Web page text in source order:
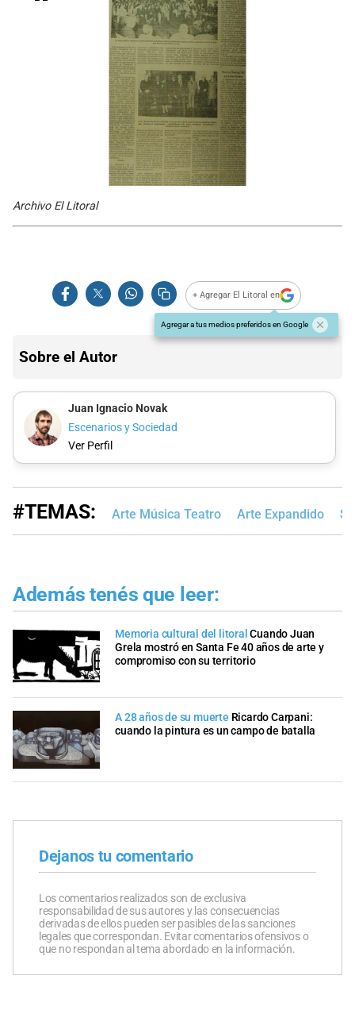
Archivo El Litoral
+ Agregar El Litoral en
Agregar a tus medios preferidos en Google
Sobre el Autor
Juan Ignacio Novak
Escenarios y Sociedad
Ver Perfil
#TEMAS: Arte Música Teatro Arte Expandido
Además tenés que leer:
Memoria cultural del litoral Cuando Juan
Grela mostró en Santa Fe 40 años de arte y
compromiso con su territorio
A 28 años de su muerte Ricardo Carpani:
cuando la pintura es un campo de batalla
Dejanos tu comentario
Los comentarios realizados son de exclusiva
responsabilidad de sus autores y las consecuencias
derivadas de ellos pueden ser pasibles de las sanciones
legales que correspondan. Evitar comentarios ofensivos o
que no respondan al tema abordado en la información.